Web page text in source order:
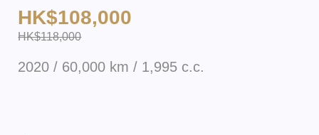
HK$108,000
HK$118,000
2020 / 60,000 km / 1,995 c.c.